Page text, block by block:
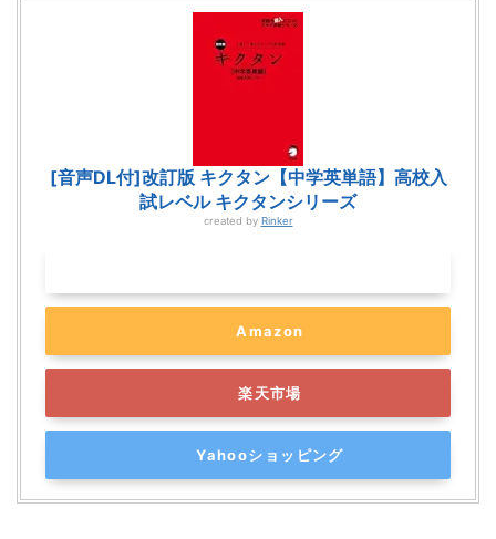
[音声DL付]改訂版 キクタン【中学英単語】高校入
試レベル キクタンシリーズ
created by Rinker
Amazon
楽天市場
Yahooショッピング